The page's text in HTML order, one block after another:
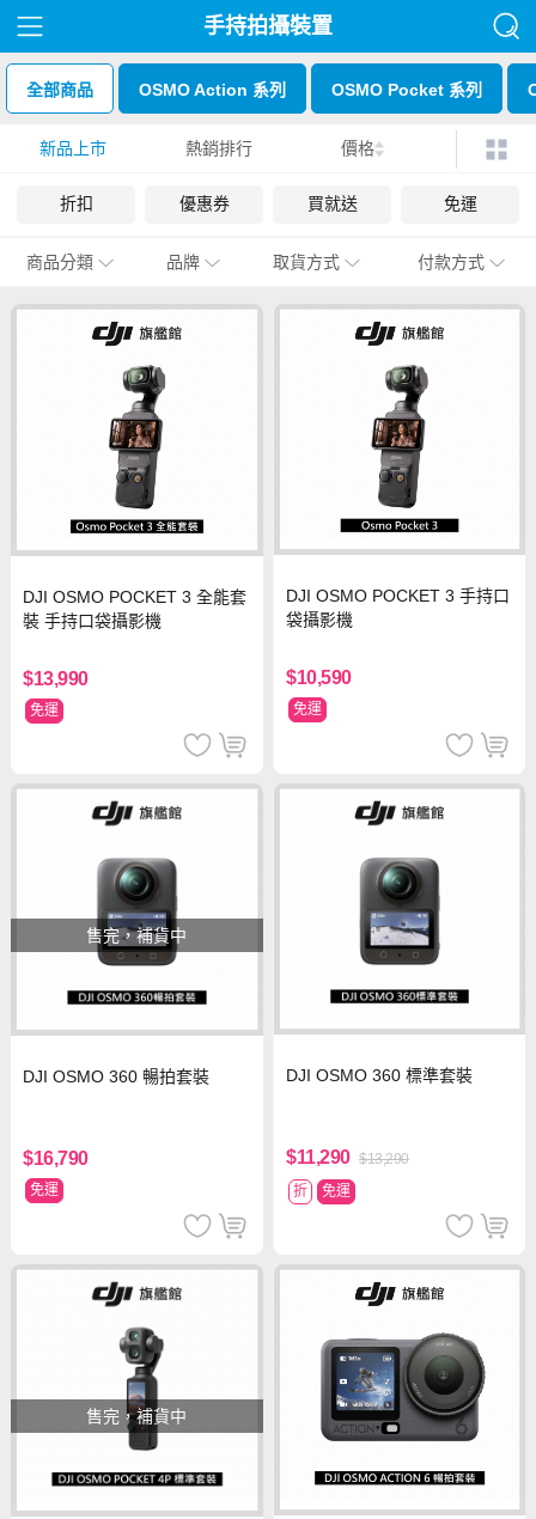
手持拍攝裝置
全部商品 OSMO Action 系列 OSMO Pocket 系列
新品上市 熱銷排行 價格
折扣 優惠券 買就送 免運
商品分類 品牌 取貨方式 付款方式
DJI OSMO POCKET 3 全能套
裝 手持口袋攝影機
$13,990
免運
DJI OSMO POCKET 3 手持口
袋攝影機
$10,590
免運
售完，補貨中
DJI OSMO 360 暢拍套裝
$16,790
免運
DJI OSMO 360 標準套裝
$11,290 $13,290
折
免運
售完，補貨中